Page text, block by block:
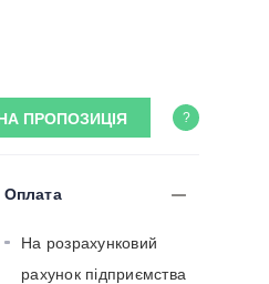
ПРОПОЗИЦІЯ ?
Оплата
На розрахунковий
рахунок підприємства